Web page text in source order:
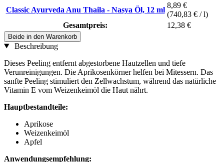
Classic Ayurveda Anu Thaila - Nasya Öl, 12 ml
8,89 €
(740,83 € / l)
Gesamtpreis:
12,38 €
Beide in den Warenkorb
Beschreibung
Dieses Peeling entfernt abgestorbene Hautzellen und tiefe
Verunreinigungen. Die Aprikosenkörner helfen bei Mitessern. Das
sanfte Peeling stimuliert den Zellwachstum, während das natürliche
Vitamin E vom Weizenkeimöl die Haut nährt.
Hauptbestandteile:
Aprikose
Weizenkeimöl
Apfel
Anwendungsempfehlung: